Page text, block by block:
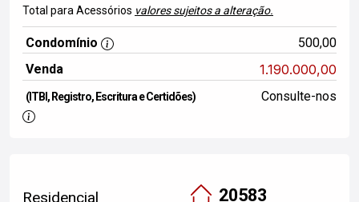
Total para Acessórios valores sujeitos a alteração.
Condomínio
500,00
Venda
1.190.000,00
(ITBI, Registro, Escritura e Certidões) Consulte-nos
Residencial 20583